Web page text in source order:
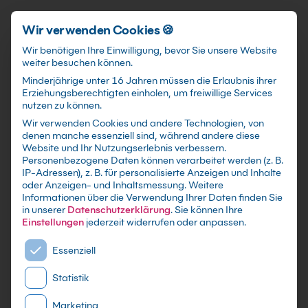
Schnellzugriff
Return on Invest von KI-
Projekten Kurs:
Berechnung und Analyse
Von Use Case bis Business Case: Kosten,
Nutzen, Risiken und Messbarkeit so, dass
Entscheider zustimmen können.
Wir verwenden Cookies 🍪
Wir benötigen Ihre Einwilligung, bevor Sie unsere Website
weiter besuchen können.
Minderjährige unter 16 Jahren müssen die Erlaubnis ihrer
Erziehungsberechtigten einholen, um freiwillige Services
nutzen zu können.
Wir verwenden Cookies und andere Technologien, von
denen manche essenziell sind, während andere diese
Website und Ihr Nutzungserlebnis verbessern.
Personenbezogene Daten können verarbeitet werden (z. B.
IP-Adressen), z. B. für personalisierte Anzeigen und Inhalte
oder Anzeigen- und Inhaltsmessung.Weitere
Informationen über die Verwendung Ihrer Daten finden Sie
in unserer Datenschutzerklärung.Sie können Ihre
Einstellungen jederzeit widerrufen oder anpassen.
Es folgt eine Liste der Service-Gruppen, für die eine
Essenziell
Statistik
Marketing